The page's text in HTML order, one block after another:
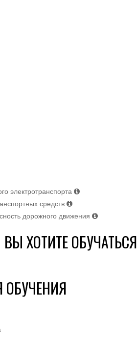
электротранспорта
средств
дорожного движения
ХОТИТЕ ОБУЧАТЬСЯ
ОБУЧЕНИЯ